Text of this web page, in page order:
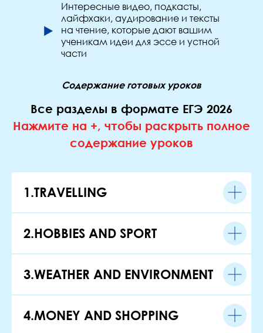
Интересные видео, подкасты,
лайфхаки, аудирование и тексты
на чтение, которые дают вашим
ученикам идеи для эссе и устной
части
Содержание готовых уроков
Все разделы в формате ЕГЭ 2026
Нажмите на +, чтобы раскрыть полное
содержание уроков
1.TRAVELLING
2.HOBBIES AND SPORT
3.WEATHER AND ENVIRONMENT
4.MONEY AND SHOPPING